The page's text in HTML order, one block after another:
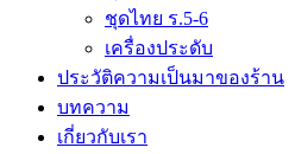
ชุดไทย ร.5-6
เครื่องประดับ
ประวัติความเป็นมาของร้าน
บทความ
เกี่ยวกับเรา